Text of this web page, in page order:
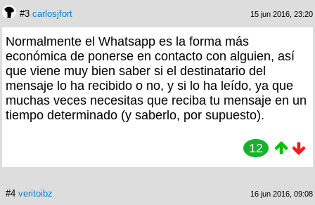
#3 carlosjfort 15 jun 2016, 23:20
Normalmente el Whatsapp es la forma más
económica de ponerse en contacto con alguien, así
que viene muy bien saber si el destinatario del
mensaje lo ha recibido o no, y si lo ha leído, ya que
muchas veces necesitas que reciba tu mensaje en un
tiempo determinado (y saberlo, por supuesto).
12
#4 veritoibz 16 jun 2016, 09:08